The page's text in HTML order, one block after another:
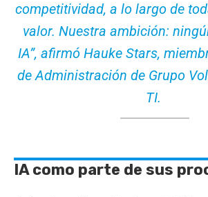
competitividad, a lo largo de
valor. Nuestra ambición:
IA”, afirmó Hauke Stars,
de Administración de Grupo
TI.
IA como parte de sus